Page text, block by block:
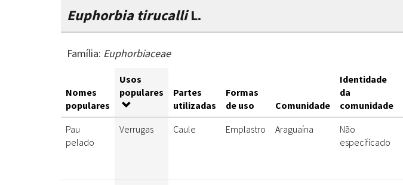
Euphorbia tirucalliL.
Família: Euphorbiaceae
Nomes
populares
Usos
populares
Partes
utilizadas
Formas
de uso
Comunidade
Identidade
da
comunidade
Pau
pelado
Verrugas Caule Emplastro Araguaína
Não
especificado